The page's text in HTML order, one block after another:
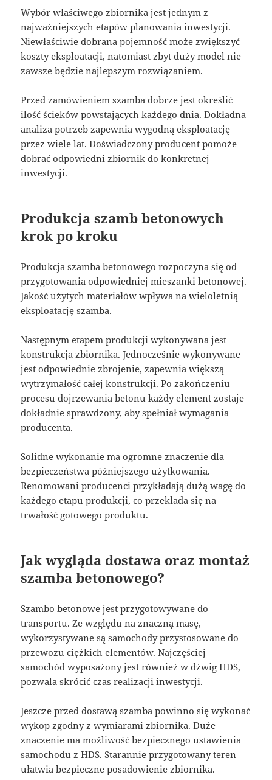
Wybór właściwego zbiornika jest jednym z
najważniejszych etapów planowania inwestycji.
Niewłaściwie dobrana pojemność może zwiększyć
koszty eksploatacji, natomiast zbyt duży model nie
zawsze będzie najlepszym rozwiązaniem.
Przed zamówieniem szamba dobrze jest określić
ilość ścieków powstających każdego dnia. Dokładna
analiza potrzeb zapewnia wygodną eksploatację
przez wiele lat. Doświadczony producent pomoże
dobrać odpowiedni zbiornik do konkretnej
inwestycji.
Produkcja szamb betonowych
krok po kroku
Produkcja szamba betonowego rozpoczyna się od
przygotowania odpowiedniej mieszanki betonowej.
Jakość użytych materiałów wpływa na wieloletnią
eksploatację szamba.
Następnym etapem produkcji wykonywana jest
konstrukcja zbiornika. Jednocześnie wykonywane
jest odpowiednie zbrojenie, zapewnia większą
wytrzymałość całej konstrukcji. Po zakończeniu
procesu dojrzewania betonu każdy element zostaje
dokładnie sprawdzony, aby spełniał wymagania
producenta.
Solidne wykonanie ma ogromne znaczenie dla
bezpieczeństwa późniejszego użytkowania.
Renomowani producenci przykładają dużą wagę do
każdego etapu produkcji, co przekłada się na
trwałość gotowego produktu.
Jak wygląda dostawa oraz montaż
szamba betonowego?
Szambo betonowe jest przygotowywane do
transportu. Ze względu na znaczną masę,
wykorzystywane są samochody przystosowane do
przewozu ciężkich elementów. Najczęściej
samochód wyposażony jest również w dźwig HDS,
pozwala skrócić czas realizacji inwestycji.
Jeszcze przed dostawą szamba powinno się wykonać
wykop zgodny z wymiarami zbiornika. Duże
znaczenie ma możliwość bezpiecznego ustawienia
samochodu z HDS. Starannie przygotowany teren
ułatwia bezpieczne posadowienie zbiornika.